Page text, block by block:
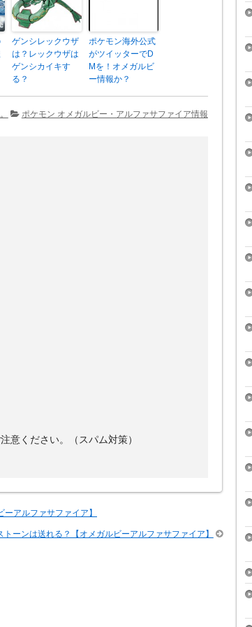
ゲンシレックウザ
は？レックウザは
ゲンシカイキす
る？
ポケモン海外公式
がツイッターでD
Mを！オメガルビ
ー情報か？
ポケモン オメガルビー・アルファサファイア情報
意ください。（スパム対策）
アルファサファイア】
ーンは送れる？【オメガルビーアルファサファイア】